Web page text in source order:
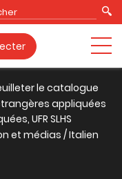
le catalogue
appliquées
UFR SLHS
et médias / Italien